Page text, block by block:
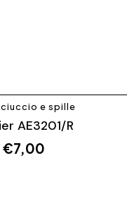
e spille
AE3201/R
€7,00